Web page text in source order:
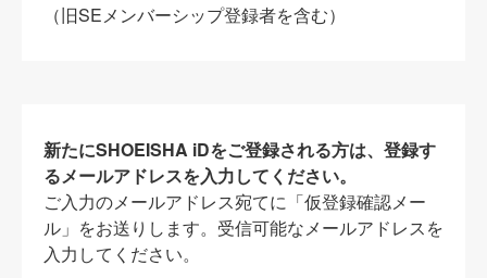
（旧SEメンバーシップ登録者を含む）
新たにSHOEISHA iDをご登録される方は、登録す
るメールアドレスを入力してください。
ご入力のメールアドレス宛てに「仮登録確認メー
ル」をお送りします。受信可能なメールアドレスを
入力してください。